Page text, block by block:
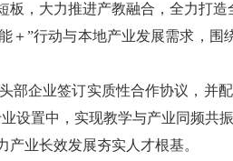
，大力推进产教融合，全力打造
＋”行动与本地产业发展需求，
部企业签订实质性合作协议，并
设置中，实现教学与产业同频共振
业长效发展夯实人才根基。